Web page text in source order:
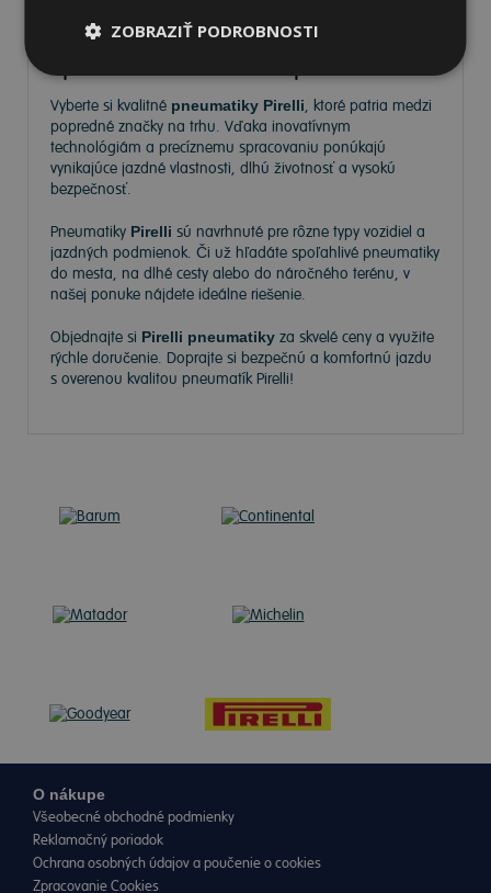
Pneumatiky Pirelli – kvalita a
spoľahlivosť na každej ceste
Vyberte si kvalitné pneumatiky Pirelli, ktoré patria medzi
popredné značky na trhu. Vďaka inovatívnym
technológiám a precíznemu spracovaniu ponúkajú
vynikajúce jazdné vlastnosti, dlhú životnosť a vysokú
bezpečnosť.
Pneumatiky Pirelli sú navrhnuté pre rôzne typy vozidiel a
jazdných podmienok. Či už hľadáte spoľahlivé pneumatiky
do mesta, na dlhé cesty alebo do náročného terénu, v
našej ponuke nájdete ideálne riešenie.
Objednajte si Pirelli pneumatiky za skvelé ceny a využite
rýchle doručenie. Doprajte si bezpečnú a komfortnú jazdu
s overenou kvalitou pneumatík Pirelli!
O nákupe
Všeobecné obchodné podmienky
Reklamačný poriadok
Ochrana osobných údajov a poučenie o cookies
Zpracovanie Cookies
ZOBRAZIŤ PODROBNOSTI